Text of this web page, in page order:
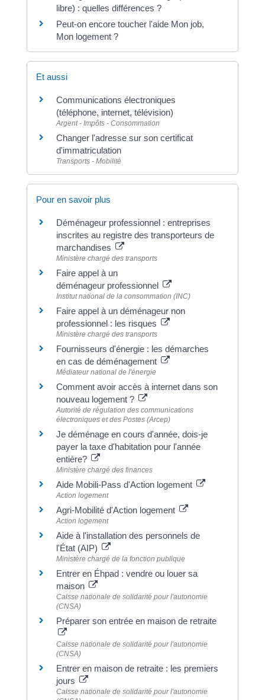
libre) : quelles différences ?
Peut-on encore toucher l'aide Mon job,
Mon logement ?
Et aussi
Communications électroniques
(téléphone, internet, télévision)
Argent - Impôts - Consommation
Changer l'adresse sur son certificat
d'immatriculation
Transports - Mobilité
Pour en savoir plus
Déménageur professionnel : entreprises
inscrites au registre des transporteurs de
marchandises
Ministère chargé des transports
Faire appel à un
déménageur professionnel
Institut national de la consommation (INC)
Faire appel à un déménageur non
professionnel : les risques
Ministère chargé des transports
Fournisseurs d'énergie : les démarches
en cas de déménagement
Médiateur national de l'énergie
Comment avoir accès à internet dans son
nouveau logement ?
Autorité de régulation des communications
électroniques et des Postes (Arcep)
Je déménage en cours d'année, dois-je
payer la taxe d'habitation pour l'année
entière?
Ministère chargé des finances
Aide Mobili-Pass d'Action logement
Action logement
Agri-Mobilité d'Action logement
Action logement
Aide à l'installation des personnels de
l'État (AIP)
Ministère chargé de la fonction publique
Entrer en Éhpad : vendre ou louer sa
maison
Caisse nationale de solidarité pour l'autonomie
(CNSA)
Préparer son entrée en maison de retraite
Caisse nationale de solidarité pour l'autonomie
(CNSA)
Entrer en maison de retraite : les premiers
jours
Caisse nationale de solidarité pour l'autonomie